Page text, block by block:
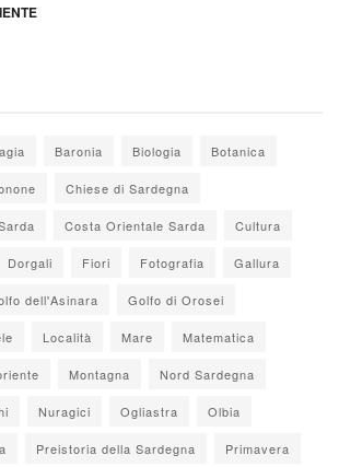
Baronia Biologia Botanica
Chiese di Sardegna
Costa Orientale Sarda Cultura
Dorgali Fiori Fotografia Gallura
dell'Asinara Golfo di Orosei
Località Mare Matematica
Montagna Nord Sardegna
Nuragici Ogliastra Olbia
Preistoria della Sardegna Primavera